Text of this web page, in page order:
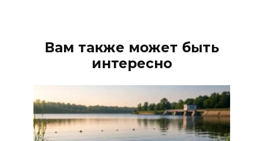
Вам также может быть
интересно